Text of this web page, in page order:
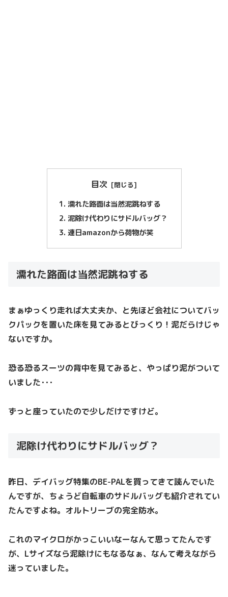
目次
濡れた路面は当然泥跳ねする
泥除け代わりにサドルバッグ？
連日amazonから荷物が笑
濡れた路面は当然泥跳ねする
まぁゆっくり走れば大丈夫か、と先ほど会社についてバッ
クパックを置いた床を見てみるとびっくり！泥だらけじゃ
ないですか。
恐る恐るスーツの背中を見てみると、やっぱり泥がついて
いました･･･
ずっと座っていたので少しだけですけど。
泥除け代わりにサドルバッグ？
昨日、デイバッグ特集のBE-PALを買ってきて読んでいた
んですが、ちょうど自転車のサドルバッグも紹介されてい
たんですよね。オルトリーブの完全防水。
これのマイクロがかっこいいなーなんて思ってたんです
が、Lサイズなら泥除けにもなるなぁ、なんて考えながら
迷っていました。